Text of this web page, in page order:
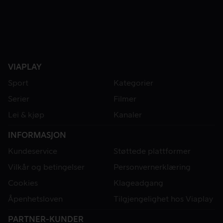
VIAPLAY
Sport
Kategorier
Serier
Filmer
Lei & kjøp
Kanaler
INFORMASJON
Kundeservice
Støttede plattformer
Vilkår og betingelser
Personvernerklæring
Cookies
Klageadgang
Åpenhetsloven
Tilgjengelighet hos Viaplay
PARTNER-KUNDER